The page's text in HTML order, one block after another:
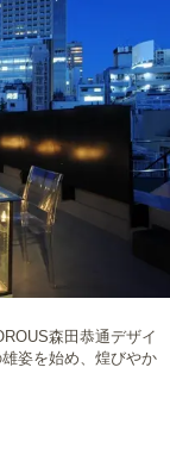
森田恭通デザイ
姿を始め、煌びやか